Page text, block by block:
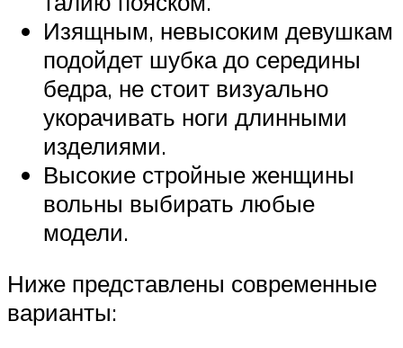
Изящным, невысоким девушкам
подойдет шубка до середины
бедра, не стоит визуально
укорачивать ноги длинными
изделиями.
Высокие стройные женщины
вольны выбирать любые
модели.
Ниже представлены современные
варианты: